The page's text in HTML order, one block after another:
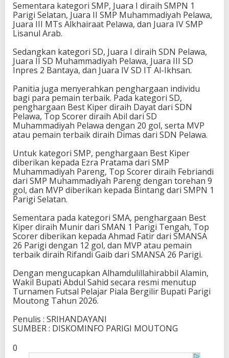
Sementara kategori SMP, Juara I diraih SMPN 1
Parigi Selatan, Juara II SMP Muhammadiyah Pelawa,
Juara III MTs Alkhairaat Pelawa, dan Juara IV SMP
Lisanul Arab.
Sedangkan kategori SD, Juara I diraih SDN Pelawa,
Juara II SD Muhammadiyah Pelawa, Juara III SD
Inpres 2 Bantaya, dan Juara IV SD IT Al-Ikhsan.
Panitia juga menyerahkan penghargaan individu
bagi para pemain terbaik. Pada kategori SD,
penghargaan Best Kiper diraih Dayat dari SDN
Pelawa, Top Scorer diraih Abil dari SD
Muhammadiyah Pelawa dengan 20 gol, serta MVP
atau pemain terbaik diraih Dimas dari SDN Pelawa.
Untuk kategori SMP, penghargaan Best Kiper
diberikan kepada Ezra Pratama dari SMP
Muhammadiyah Pareng, Top Scorer diraih Febriandi
dari SMP Muhammadiyah Pareng dengan torehan 9
gol, dan MVP diberikan kepada Bintang dari SMPN 1
Parigi Selatan.
Sementara pada kategori SMA, penghargaan Best
Kiper diraih Munir dari SMAN 1 Parigi Tengah, Top
Scorer diberikan kepada Ahmad Fatir dari SMANSA
26 Parigi dengan 12 gol, dan MVP atau pemain
terbaik diraih Rifandi Gaib dari SMANSA 26 Parigi.
Dengan mengucapkan Alhamdulillahirabbil Alamin,
Wakil Bupati Abdul Sahid secara resmi menutup
Turnamen Futsal Pelajar Piala Bergilir Bupati Parigi
Moutong Tahun 2026.
Penulis : SRIHANDAYANI
SUMBER : DISKOMINFO PARIGI MOUTONG
0